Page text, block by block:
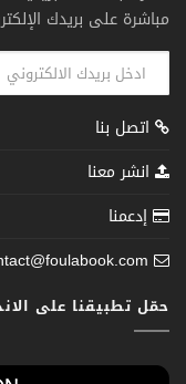
مباشرة على بريدك
اتصل بنا
انشر معنا
إدعمنا
حمّل تطبيقنا على